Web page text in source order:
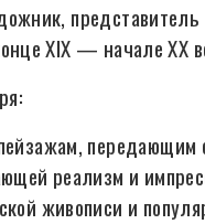
XIX — начале XX
передающим
реализм и
живописи и